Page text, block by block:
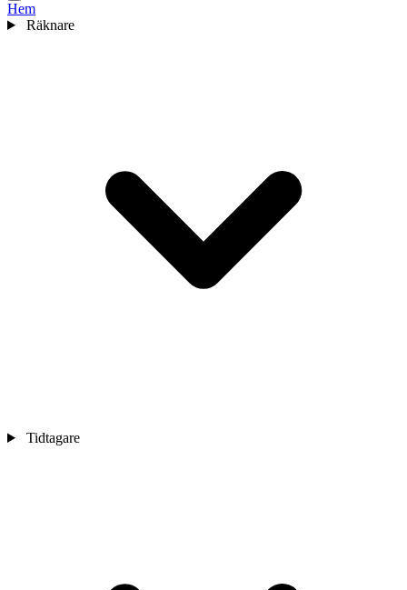
Hem
Räknare
Tidtagare